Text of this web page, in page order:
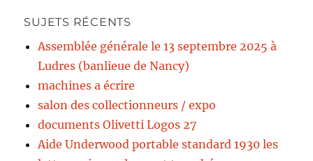
SUJETS RÉCENTS
Assemblée générale le 13 septembre 2025 à
Ludres (banlieue de Nancy)
machines a écrire
salon des collectionneurs / expo
documents Olivetti Logos 27
Aide Underwood portable standard 1930 les